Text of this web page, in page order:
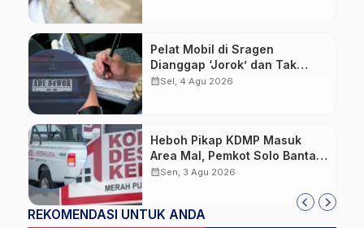
Pelat Mobil di Sragen
Dianggap ‘Jorok’ dan Tak
Sesuai Standar, Pengemudi
calendar_monthSel, 4 Agu 2026
Heboh Pikap KDMP Masuk
Area Mal, Pemkot Solo Bantah
Kepemilikan Kendaraan
calendar_monthSen, 3 Agu 2026
REKOMENDASI UNTUK ANDA